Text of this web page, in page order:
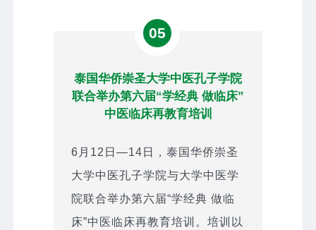
05
泰国华侨崇圣大学中医孔子学院
联合举办第六届“学经典 做临床”
中医临床再教育培训
6月12日—14日，泰国华侨崇圣
大学中医孔子学院与大学中医学
院联合举办第六届“学经典 做临
床”中医临床再教育培训。培训以